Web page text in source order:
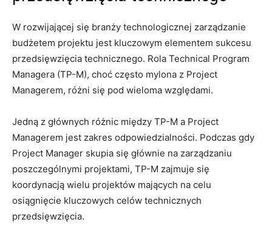
W rozwijającej się branży technologicznej ⁢zarządzanie
budżetem projektu jest kluczowym elementem sukcesu
przedsięwzięcia technicznego.⁣ Rola Technical Program
‌Managera‍ (TP-M),​ choć często ‌mylona z Project
Managerem, ‍różni się pod wieloma⁤ względami.
Jedną z głównych różnic między TP-M ⁤a Project
Managerem jest zakres odpowiedzialności. ⁤Podczas gdy​
Project Manager skupia się głównie na zarządzaniu
poszczególnymi projektami, TP-M ⁤zajmuje się
koordynacją ⁢wielu projektów⁤ mających na ⁤celu
⁣osiągnięcie kluczowych celów technicznych
przedsięwzięcia.